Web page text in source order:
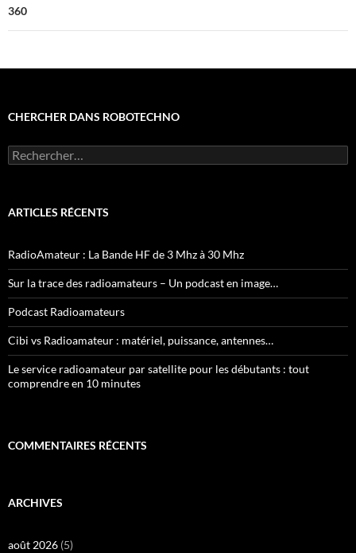
360
CHERCHER DANS ROBOTECHNO
Rechercher :
ARTICLES RÉCENTS
RadioAmateur : La Bande HF de 3 Mhz à 30 Mhz
Sur la trace des radioamateurs – Un podcast en image…
Podcast Radioamateurs
Cibi vs Radioamateur : matériel, puissance, antennes…
Le service radioamateur par satellite pour les débutants : tout
comprendre en 10 minutes
COMMENTAIRES RÉCENTS
ARCHIVES
août 2026 (5)